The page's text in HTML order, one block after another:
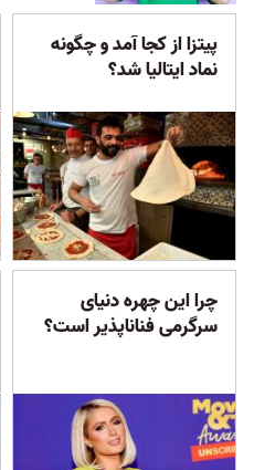
پیتزا از کجا آمد و چگونه
نماد ایتالیا شد؟
چرا این چهره دنیای
سرگرمی فناناپذیر است؟